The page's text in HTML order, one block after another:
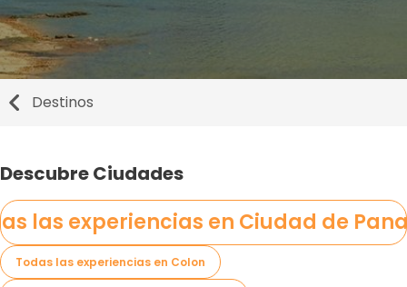
Destinos
Descubre Ciudades
las experiencias en Ciudad de
Todas las experiencias en Colon